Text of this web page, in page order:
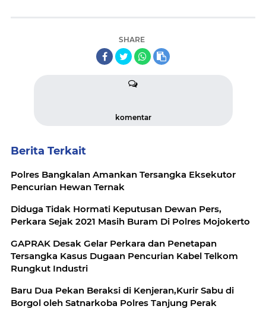
SHARE
komentar
Berita Terkait
Polres Bangkalan Amankan Tersangka Eksekutor
Pencurian Hewan Ternak
Diduga Tidak Hormati Keputusan Dewan Pers,
Perkara Sejak 2021 Masih Buram Di Polres Mojokerto
GAPRAK Desak Gelar Perkara dan Penetapan
Tersangka Kasus Dugaan Pencurian Kabel Telkom
Rungkut Industri
Baru Dua Pekan Beraksi di Kenjeran,Kurir Sabu di
Borgol oleh Satnarkoba Polres Tanjung Perak